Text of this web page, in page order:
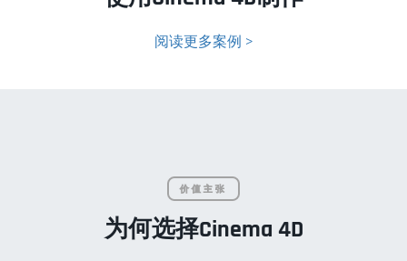
阅读更多案例 >
价值主张
为何选择Cinema 4D